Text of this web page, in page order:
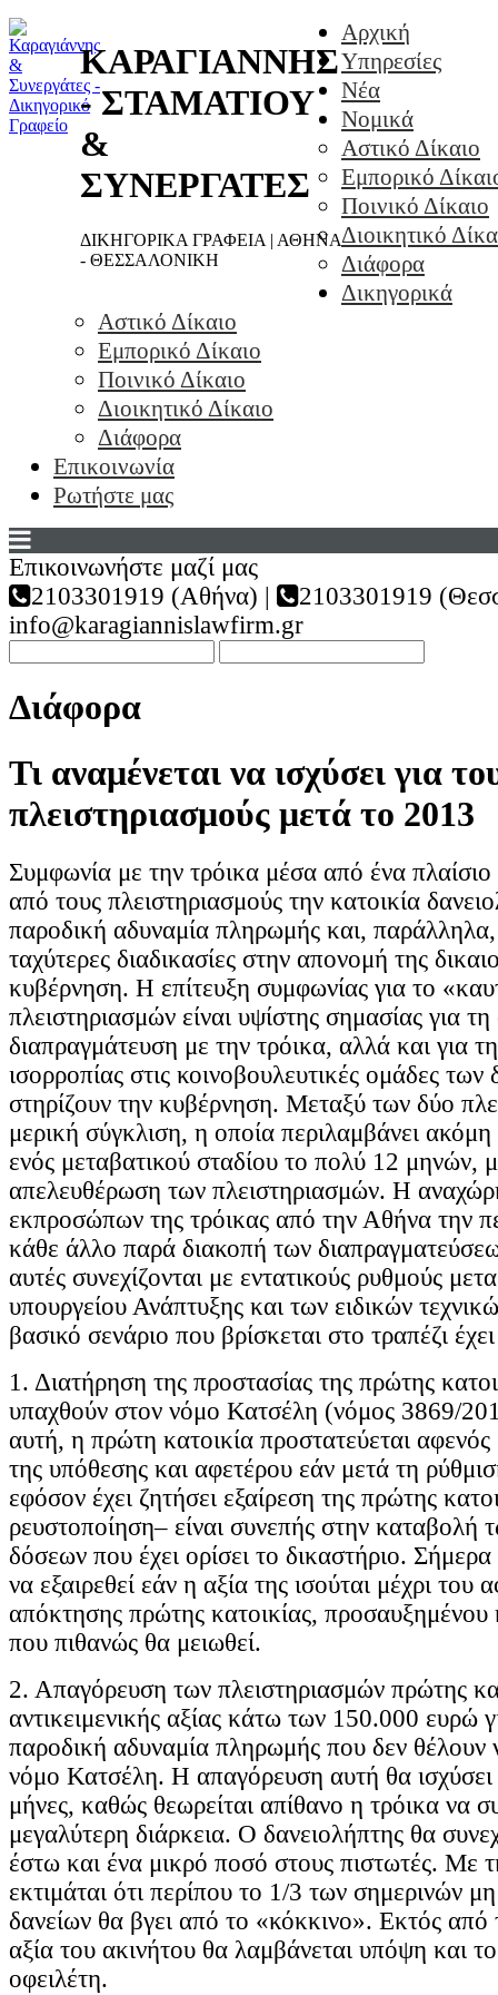
ΚΑΡΑΓΙΑΝΝΗΣ
- ΣΤΑΜΑΤΙΟΥ
&
ΣΥΝΕΡΓΑΤΕΣ
ΔΙΚΗΓΟΡΙΚΑ ΓΡΑΦΕΙΑ | ΑΘΗΝΑ
- ΘΕΣΣΑΛΟΝΙΚΗ
Αρχική
Υπηρεσίες
Νέα
Νομικά
Αστικό Δίκαιο
Εμπορικό
Ποινικό Δίκαιο
Διοικητικό
Διάφορα
Δικηγορικά
Αστικό Δίκαιο
Εμπορικό Δίκαιο
Ποινικό Δίκαιο
Διοικητικό Δίκαιο
Διάφορα
Επικοινωνία
Ρωτήστε μας
Επικοινωνήστε μαζί μας
2103301919 (Αθήνα) |
2103301919
info@karagiannislawfirm.gr
Διάφορα
Τι αναμένεται να ισχύσει για
πλειστηριασμούς μετά το 2013
Συμφωνία με την τρόικα μέσα από ένα
από τους πλειστηριασμούς την κατοικία
παροδική αδυναμία πληρωμής και,
ταχύτερες διαδικασίες στην απονομή της
κυβέρνηση. Η επίτευξη συμφωνίας για το
πλειστηριασμών είναι υψίστης σημασίας για
διαπραγμάτευση με την τρόικα, αλλά και για
ισορροπίας στις κοινοβουλευτικές ομάδες
στηρίζουν την κυβέρνηση. Μεταξύ των δύο
μερική σύγκλιση, η οποία περιλαμβάνει
ενός μεταβατικού σταδίου το πολύ 12 μηνών,
απελευθέρωση των πλειστηριασμών. Η
εκπροσώπων της τρόικας από την Αθήνα την
κάθε άλλο παρά διακοπή των
αυτές συνεχίζονται με εντατικούς ρυθμούς
υπουργείου Ανάπτυξης και των ειδικών
βασικό σενάριο που βρίσκεται στο τραπέζι
1. Διατήρηση της προστασίας της πρώτης
υπαχθούν στον νόμο Κατσέλη (νόμος 3869/
αυτή, η πρώτη κατοικία προστατεύεται αφενός
της υπόθεσης και αφετέρου εάν μετά τη
εφόσον έχει ζητήσει εξαίρεση της πρώτης
ρευστοποίηση– είναι συνεπής στην καταβολή
δόσεων που έχει ορίσει το δικαστήριο.
να εξαιρεθεί εάν η αξία της ισούται μέχρι του
απόκτησης πρώτης κατοικίας,
που πιθανώς θα μειωθεί.
2. Απαγόρευση των πλειστηριασμών πρώτης
αντικειμενικής αξίας κάτω των 150.000 ευρώ
παροδική αδυναμία πληρωμής που δεν θέλουν
νόμο Κατσέλη. Η απαγόρευση αυτή θα ισχύσει
μήνες, καθώς θεωρείται απίθανο η τρόικα να
μεγαλύτερη διάρκεια. Ο δανειολήπτης θα
έστω και ένα μικρό ποσό στους πιστωτές. Με
εκτιμάται ότι περίπου το 1/3 των σημερινών
δανείων θα βγει από το «κόκκινο». Εκτός από
αξία του ακινήτου θα λαμβάνεται υπόψη και
οφειλέτη.